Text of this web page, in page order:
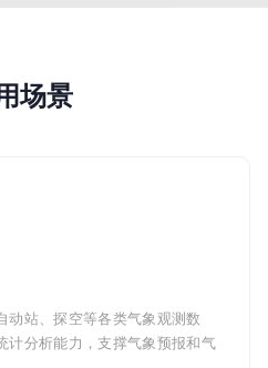
场景
动站、探空等各类气象观测数
计分析能力，支撑气象预报和气